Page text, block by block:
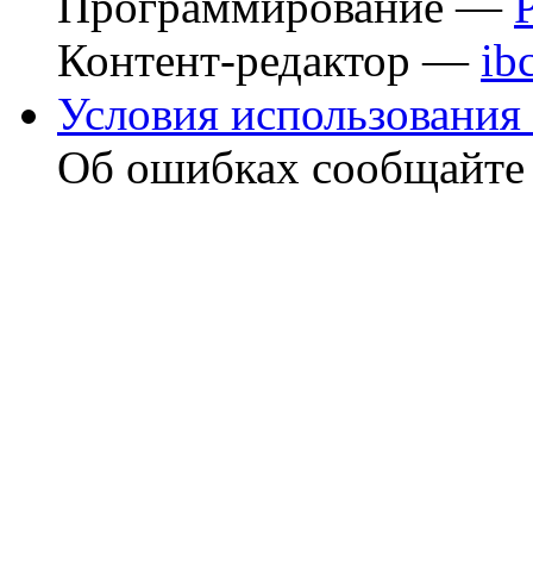
Контент-редактор —
Условия использования
Об ошибках